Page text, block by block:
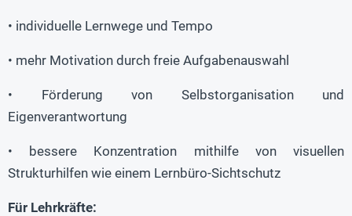
• individuelle Lernwege und Tempo
• mehr Motivation durch freie Aufgabenauswahl
• Förderung von Selbstorganisation und
Eigenverantwortung
• bessere Konzentration mithilfe von visuellen
Strukturhilfen wie einem Lernbüro-Sichtschutz
Für Lehrkräfte: